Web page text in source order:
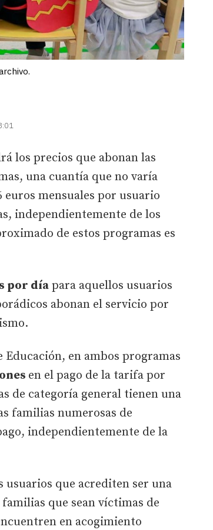
los precios que abonan las
una cuantía que no varía
euros mensuales por usuario
independientemente de los
de estos programas es
por día para aquellos usuarios
abonan el servicio por
Educación, en ambos programas
en el pago de la tarifa por
de categoría general tienen una
familias numerosas de
independientemente de la
usuarios que acrediten ser una
que sean víctimas de
en acogimiento